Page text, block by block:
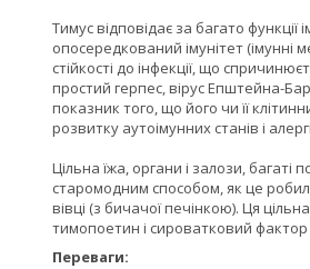
Тимус відповідає за багато
опосередкований імунітет (імунні
стійкості до інфекції, що
простий герпес, вірус Епштейна-
показник того, що його чи її
розвитку аутоімунних станів і
Цільна їжа, органи і залози,
старомодним способом, як це
вівці (з бичачої печінкою). Ця
тимопоетин і сироватковий
Переваги: